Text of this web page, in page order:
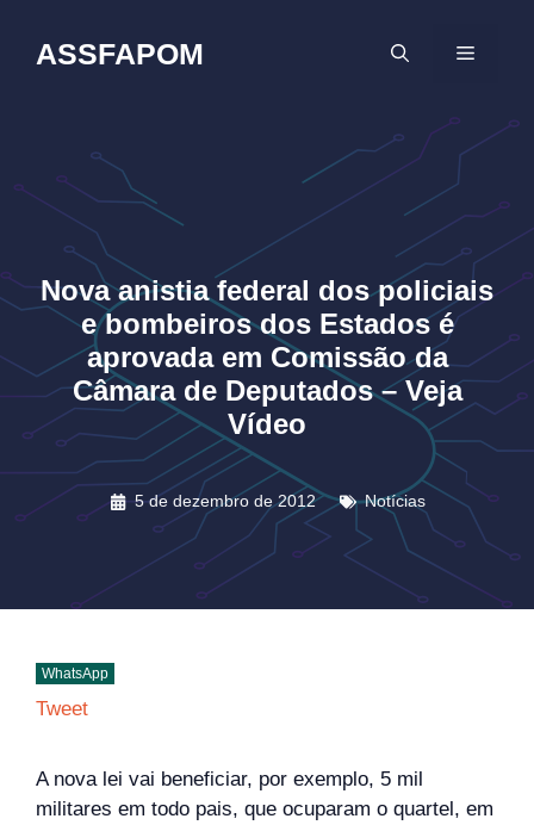
ASSFAPOM MENU
Nova anistia federal dos policiais
e bombeiros dos Estados é
aprovada em Comissão da
Câmara de Deputados – Veja
Vídeo
5 de dezembro de 2012 Notícias
WhatsApp
Tweet
A nova lei vai beneficiar, por exemplo, 5 mil
militares em todo pais, que ocuparam o quartel, em